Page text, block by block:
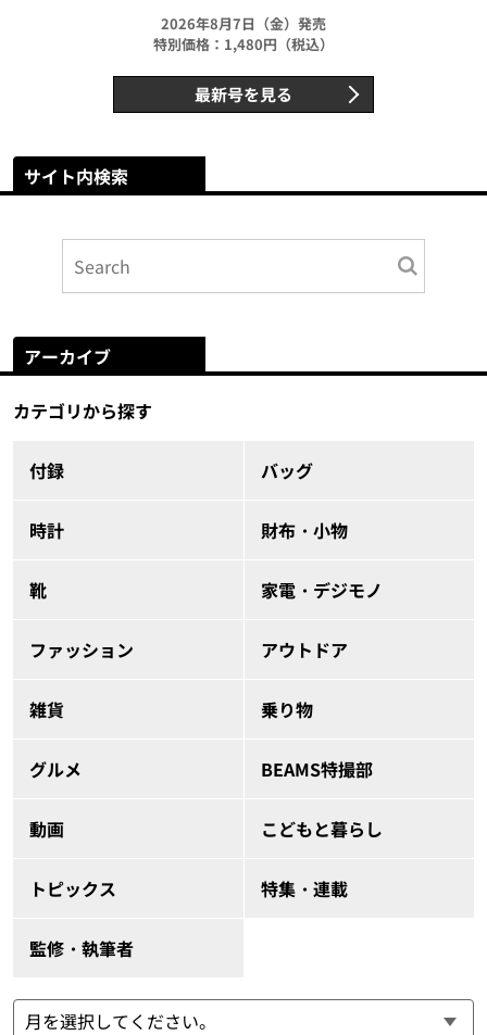
2026年8月7日（金）発売
特別価格：1,480円（税込）
最新号を見る
サイト内検索
アーカイブ
カテゴリから探す
付録 バッグ
時計 財布・小物
靴 家電・デジモノ
ファッション アウトドア
雑貨 乗り物
グルメ BEAMS特撮部
動画 こどもと暮らし
トピックス 特集・連載
監修・執筆者